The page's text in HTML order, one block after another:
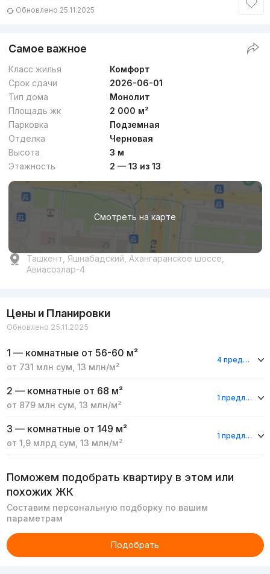
Обновлено 25.11.2025
Самое важное
Класс жилья
Комфорт
Срок сдачи
2026-06-01
Тип дома
Монолит
Площадь жк
2 000 м²
Парковка
Подземная
Отделка
Черновая
Высота
3 м
Этажность
2 — 13 из 13
Смотреть на карте
Ташкент, Яшнабадский, Ахангаранское шоссе,
Авиасозлар-4
Цены и Планировки
Обновлено 25.11.2025
1 — комнатные от 56-60 м²
от 731 млн сум 13 млн/м²
4 предложения
2 — комнатные от 68 м²
от 879 млн сум 13 млн/м²
1 предложение
3 — комнатные от 149 м²
от 1,9 млрд сум 13 млн/м²
1 предложение
Поможем подобрать квартиру в этом или
похожих ЖК
Составим персональную подборку по вашим
параметрам
Подобрать